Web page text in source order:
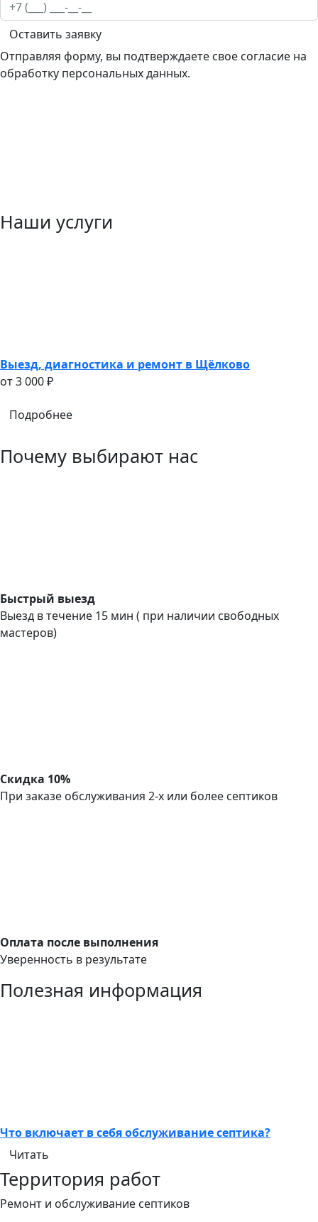
Оставить заявку
Отправляя форму, вы подтверждаете свое согласие на
обработку персональных данных.
Наши услуги
Выезд, диагностика и ремонт в Щёлково
oт 3 000 ₽
Подробнее
Почему выбирают нас
Быстрый выезд
Выезд в течение 15 мин ( при наличии свободных
мастеров)
Скидка 10%
При заказе обслуживания 2-х или более септиков
Оплата после выполнения
Уверенность в результате
Полезная информация
Что включает в себя обслуживание септика?
Читать
Территория работ
Ремонт и обслуживание септиков